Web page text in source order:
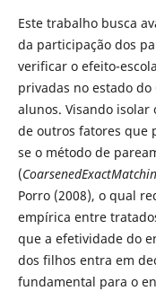
Este trabalho busca
da participação dos
verificar o efeito-
privadas no estado
alunos. Visando isolar
de outros fatores que
se o método de
(
Porro (2008), o qual
empírica entre
que a efetividade do
dos filhos entra em
fundamental para o